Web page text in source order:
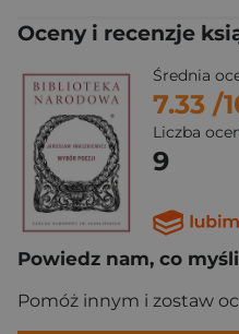
Oceny i recenzje
Średnia
7.33 /
Liczba
9
Powiedz nam, co
Pomóż innym i zostaw